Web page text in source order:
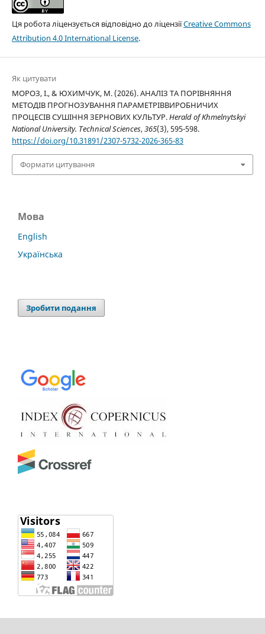
Ця робота ліцензується відповідно до ліцензіїCreative Commons
Attribution 4.0 International License.
Як цитувати
МОРОЗ, І., & ЮХИМЧУК, М. (2026). АНАЛІЗ ТА ПОРІВНЯННЯ
МЕТОДІВ ПРОГНОЗУВАННЯ ПАРАМЕТРІВВИРОБНИЧИХ
ПРОЦЕСІВ СУШІННЯ ЗЕРНОВИХ КУЛЬТУР.Herald of Khmelnytskyi
National University. Technical Sciences,365(3), 595-598.
https://doi.org/10.31891/2307-5732-2026-365-83
Формати цитування
Мова
English
Українська
Зробити подання